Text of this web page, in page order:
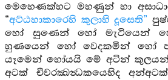
මෙහෙණක්හට මහණුන් හා
“අට්ඨහාකාරෙහි කුලාහි දූසෙති”
හෝ සුණෙන් හෝ මැටියෙන්
හුණයෙන් හෝ වෙදකමින් හෝ
යෑමෙන් හෝයයි මේ අටින් කුලයන්
අටක් චීවරක්‍ඛන්‍ධකයෙහිද